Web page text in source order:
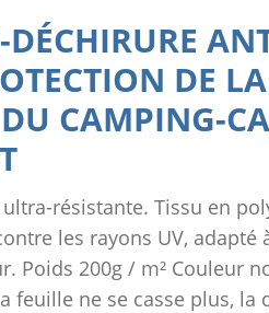
DE LA
CAMPING-
résistante. Tissu en
les rayons UV, adapté
Poids 200g / m² Couleur
feuille ne se casse plus, la